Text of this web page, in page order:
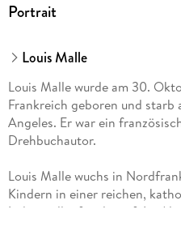
Portrait
Louis Malle
Louis Malle wurde am 30.
Frankreich geboren und starb
Angeles. Er war ein
Drehbuchautor.
Louis Malle wuchs in
Kindern in einer reichen,
Industriellenfamilie auf. Im